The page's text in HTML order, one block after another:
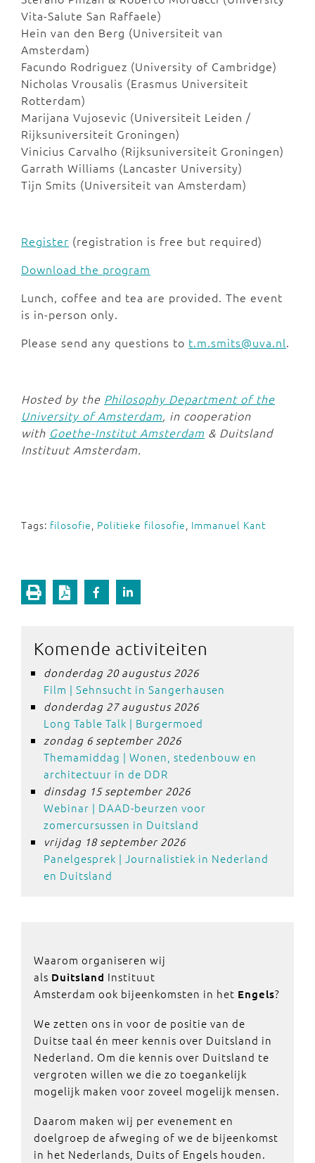
Vita-Salute San Raffaele)
Hein van den Berg (Universiteit van
Amsterdam)
Facundo Rodriguez (University of Cambridge)
Nicholas Vrousalis (Erasmus Universiteit
Rotterdam)
Marijana Vujosevic (Universiteit Leiden /
Rijksuniversiteit Groningen)
Vinicius Carvalho (Rijksuniversiteit Groningen)
Garrath Williams (Lancaster University)
Tijn Smits (Universiteit van Amsterdam)
Register (registration is free but required)
Download the program
Lunch, coffee and tea are provided. The event
is in-person only.
Please send any questions to t.m.smits@uva.nl.
Hosted by the Philosophy Department of the
University of Amsterdam, in cooperation
with Goethe-Institut Amsterdam & Duitsland
Instituut Amsterdam.
Tags: filosofie, Politieke filosofie, Immanuel Kant
Komende activiteiten
donderdag 20 augustus 2026
Film | Sehnsucht in Sangerhausen
donderdag 27 augustus 2026
Long Table Talk | Burgermoed
zondag 6 september 2026
Themamiddag | Wonen, stedenbouw en
architectuur in de DDR
dinsdag 15 september 2026
Webinar | DAAD-beurzen voor
zomercursussen in Duitsland
vrijdag 18 september 2026
Panelgesprek | Journalistiek in Nederland
en Duitsland
Waarom organiseren wij
als Duitsland Instituut
Amsterdam ook bijeenkomsten in het Engels?
We zetten ons in voor de positie van de
Duitse taal én meer kennis over Duitsland in
Nederland. Om die kennis over Duitsland te
vergroten willen we die zo toegankelijk
mogelijk maken voor zoveel mogelijk mensen.
Daarom maken wij per evenement en
doelgroep de afweging of we de bijeenkomst
in het Nederlands, Duits of Engels houden.